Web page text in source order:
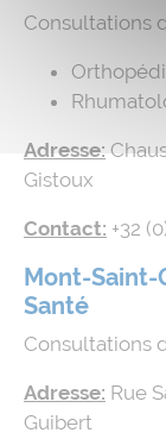
Consultations
Adresse:
Gistoux
Contact: +32
Mont-Saint-
Santé
Consultations
Adresse: Rue
Guibert